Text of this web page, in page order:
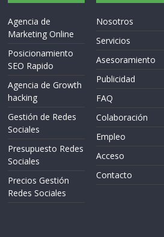
Agencia de
Marketing Online
Posicionamiento
SEO Rapido
Agencia de Growth
hacking
Gestión de Redes
Sociales
Presupuesto Redes
Sociales
Precios Gestión
Redes Sociales
Nosotros
Servicios
Asesoramiento
Publicidad
FAQ
Colaboración
Empleo
Acceso
Contacto